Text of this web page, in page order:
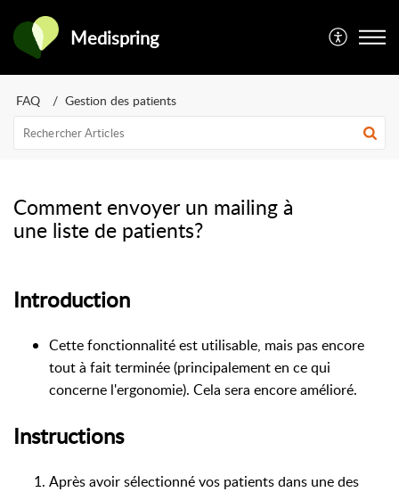
Medispring
FAQ Gestion des patients
Comment envoyer un mailing à
une liste de patients?
Introduction
Cette fonctionnalité est utilisable, mais pas encore
tout à fait terminée (principalement en ce qui
concerne l'ergonomie). Cela sera encore amélioré.
Instructions
Après avoir sélectionné vos patients dans une des